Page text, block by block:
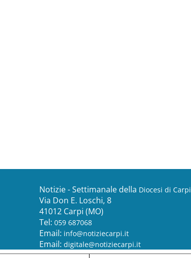
Notizie - Settimanale della Diocesi di Carpi
Via Don E. Loschi, 8
41012 Carpi (MO)
Tel:059 687068
Email: info@notiziecarpi.it
Email:digitale@notiziecarpi.it